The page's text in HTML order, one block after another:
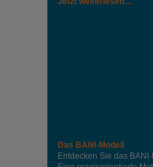
Das BANI-Modell
Entdecken Sie das